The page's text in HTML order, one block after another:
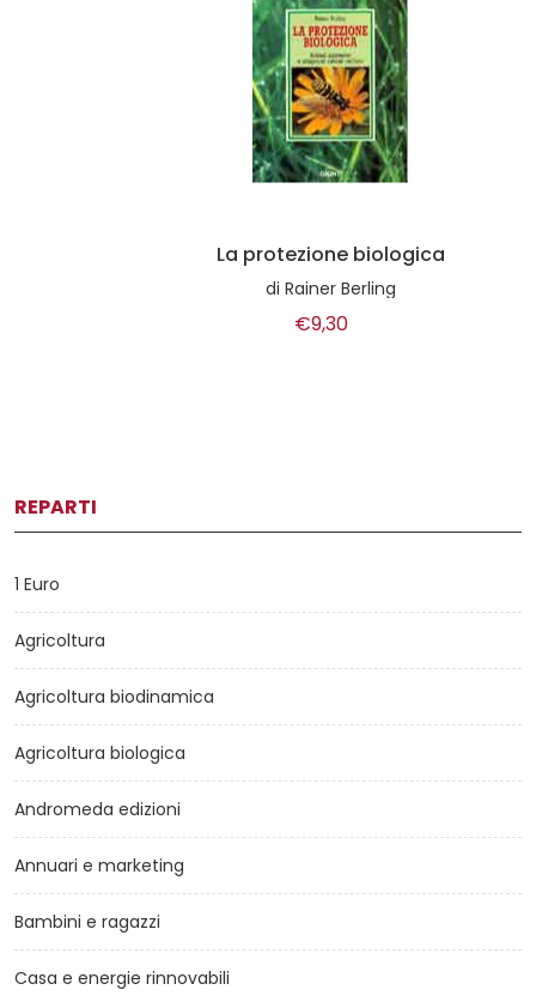
La protezione biologica
Rainer Berling
REPARTI
1 Euro
Agricoltura
Agricoltura biodinamica
Agricoltura biologica
Andromeda edizioni
Annuari e marketing
Bambini e ragazzi
Casa e energie rinnovabili